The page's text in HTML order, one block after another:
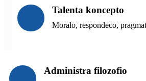
Talenta koncepto
Moralo, respondeco,
Administra filozofio